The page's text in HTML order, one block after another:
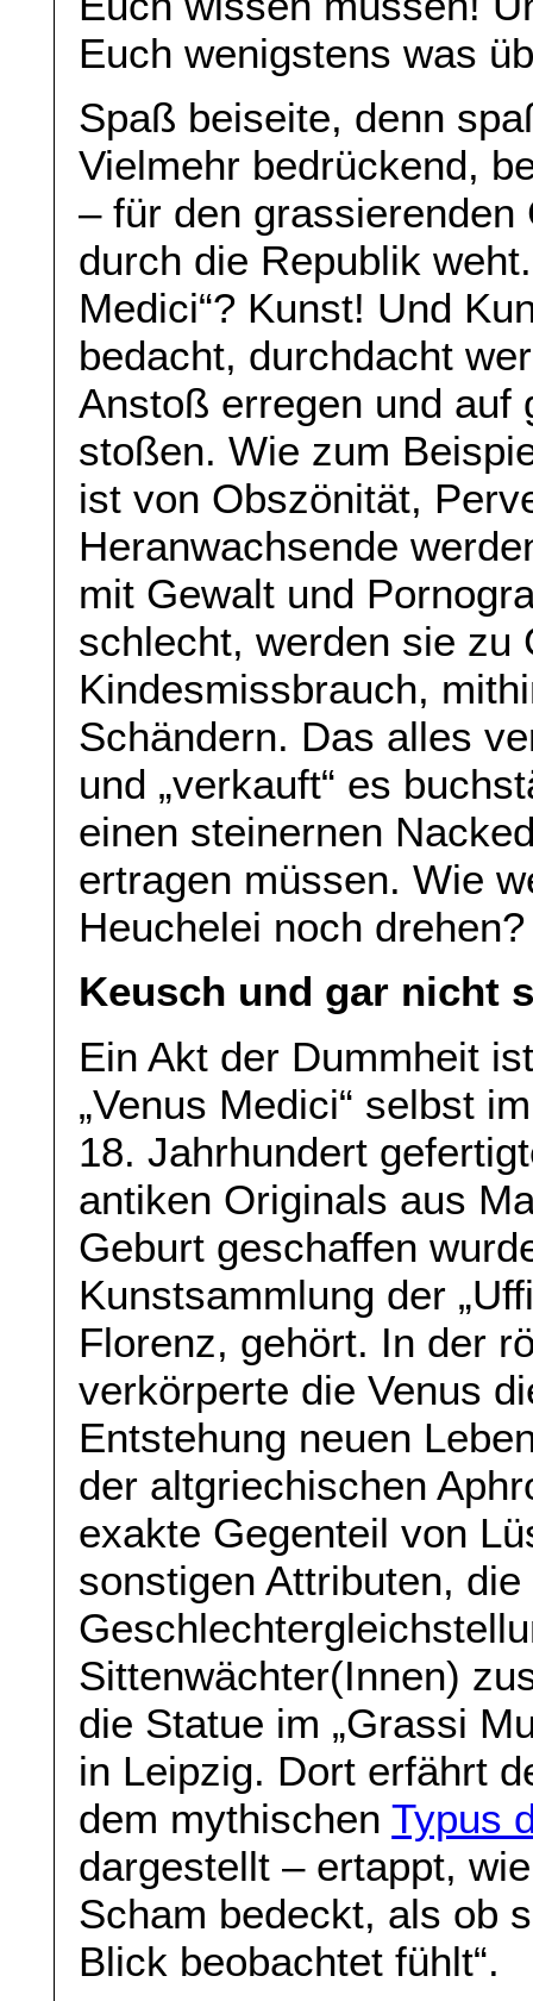
Euch wenigstens was
Spaß beiseite, denn
Vielmehr bedrückend,
– für den
durch die Republik
Medici“? Kunst! Und
bedacht, durchdacht
Anstoß erregen und auf
stoßen. Wie zum
ist von Obszönität,
Heranwachsende
mit Gewalt und
schlecht, werden sie zu
Kindesmissbrauch,
Schändern. Das alles
und „verkauft“ es
einen steinernen
ertragen müssen. Wie
Heuchelei noch drehen?
Keusch und gar nicht
Ein Akt der Dummheit
„Venus Medici“ selbst
18. Jahrhundert
antiken Originals aus
Geburt geschaffen
Kunstsammlung der
Florenz, gehört. In der
verkörperte die Venus
Entstehung neuen
der altgriechischen
exakte Gegenteil von
sonstigen Attributen,
Sittenwächter(Innen)
die Statue im „Grassi
in Leipzig. Dort erfährt
dem mythischenTypus
dargestellt – ertappt,
Scham bedeckt, als ob
Blick beobachtet fühlt“.